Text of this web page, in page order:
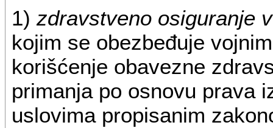
1) zdravstveno osiguranje
kojim se obezbeđuje
korišćenje obavezne
primanja po osnovu prava
uslovima propisanim